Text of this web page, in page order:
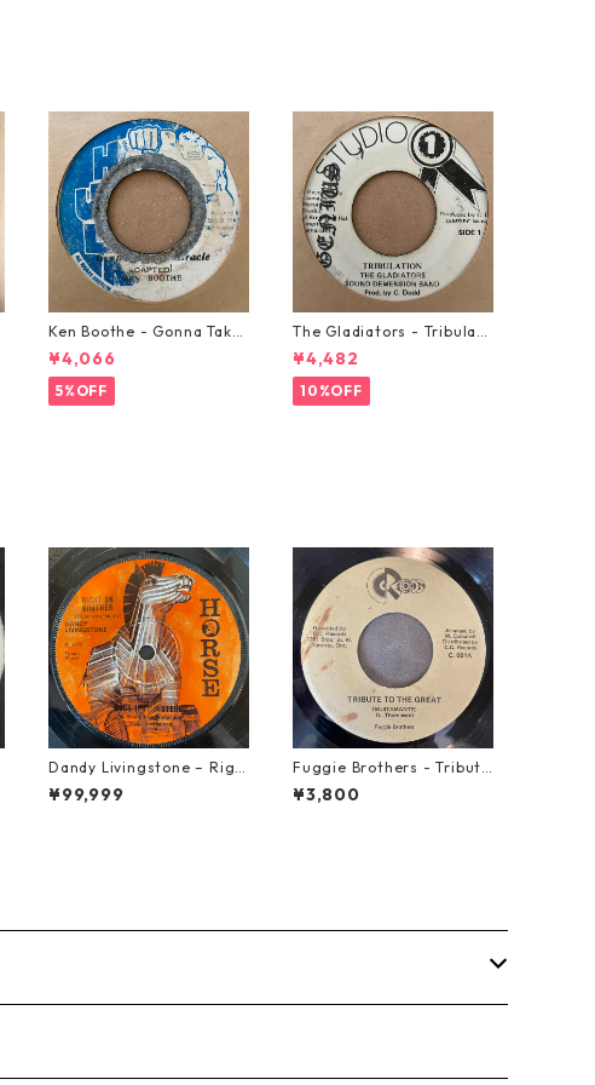
Ken Boothe - Gonna Take
A Miracle【7-21362】
¥4,066
5%OFF
The Gladiators - Tribulati
on【7-21365】
¥4,482
10%OFF
Dandy Livingstone – Righ
t On Brother【7-21946】
¥99,999
Fuggie Brothers - Tribute
To The Great【7-21765】
¥3,800